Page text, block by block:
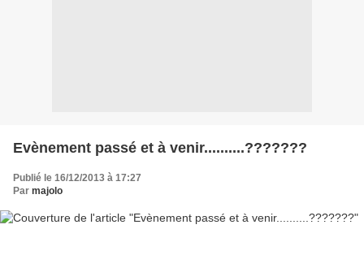
Evènement passé et à venir..........???????
Publié le 16/12/2013 à 17:27
Par majolo